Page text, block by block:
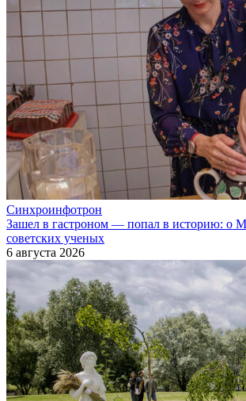
Синхроинфотрон
Зашел в гастроном — попал в историю: о
советских ученых
6 августа 2026